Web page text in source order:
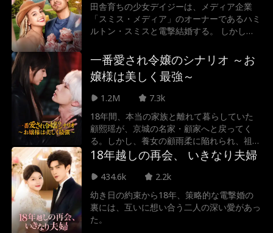
ちる。そんな中、ソフィアの父ジェームズが
重病に倒れ、ライアンは一家を救うために立
ち上がることを決意する。 一方、ミアは婚
規模の帝国を乗っ取ろうと画策していた。ラ
イアンの忠実な部下トーマスは、すべてを賭
けて主人の財産を守ろうとする。 やがて、
継母ダイアンがライアンの正体を知りながら
をきっかけに、ライアンはついにトーマスに
連絡を取る。 奪われたすべてを取り戻すた
め、彼は再び戦場へと舞い戻る準備を整えた
のだった。
田舎育ちの少女デイジーは、メディア企業
「スミス・メディア」のオーナーであるハミ
ルトン・スミスと電撃結婚する。 しかし、
ビアンカの陰謀によって、二人の関係は崩壊
の危機に――。
一番愛され令嬢のシナリオ ～お
嬢様は美しく最強～
1.2M
7.3k
18年間、本当の家族と離れて暮らしていた
顧熙瑶が、京城の名家・顧家へと戻ってく
る。しかし、養女の顧雨柔に陥れられ、祖母
からは「田舎者」と疎まれる始末。だが、天
才バイオリニスト、高級ジュエリーデザイナ
ー、ゴッドハンドを持つ名医…それらはすべ
て、熙瑶の秘密の顔に過ぎなかった。婚約者
であった裴憬琛は彼女との婚約を破棄する
が、裏では甘い態度で彼女を誘惑してくる。
ある日、熙瑶の「裏の顔」が次々と暴かれ、
18年越しの再会、 いきなり夫婦
434.6k
2.2k
幼き日の約束から18年、策略的な電撃婚の
裏には、互いに想い合う二人の深い愛があっ
た。